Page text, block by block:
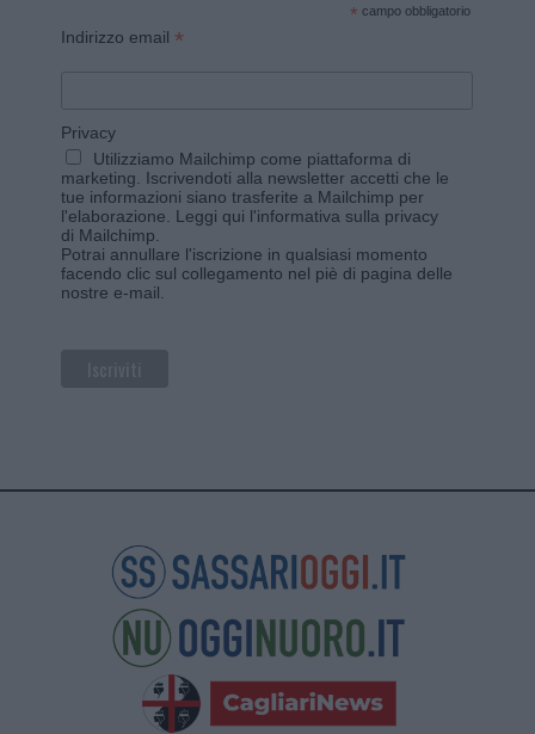
* campo obbligatorio
Indirizzo email *
Privacy
Utilizziamo Mailchimp come piattaforma di
marketing. Iscrivendoti alla newsletter accetti che le
tue informazioni siano trasferite a Mailchimp per
l'elaborazione. Leggi qui l'informativa sulla privacy
di Mailchimp
Potrai annullare l'iscrizione in qualsiasi momento
facendo clic sul collegamento nel piè di pagina delle
nostre e-mail.